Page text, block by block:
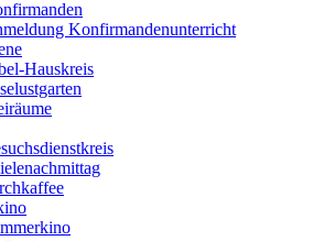
Konfirmandenunterricht
Hauskreis